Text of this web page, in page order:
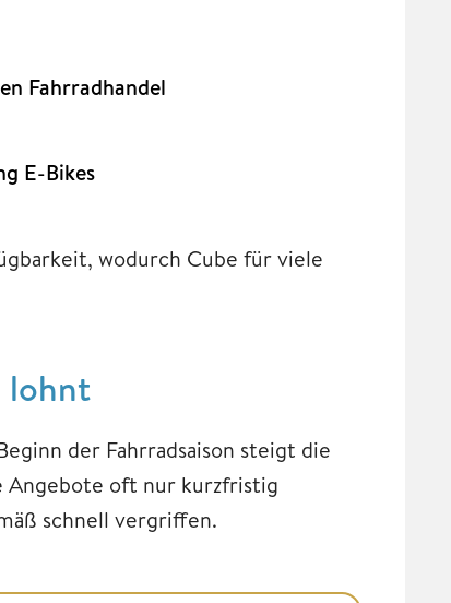
Fahrradhandel
E-Bikes
wodurch Cube für viele
lohnt
der Fahrradsaison steigt die
Angebote oft nur kurzfristig
schnell vergriffen.